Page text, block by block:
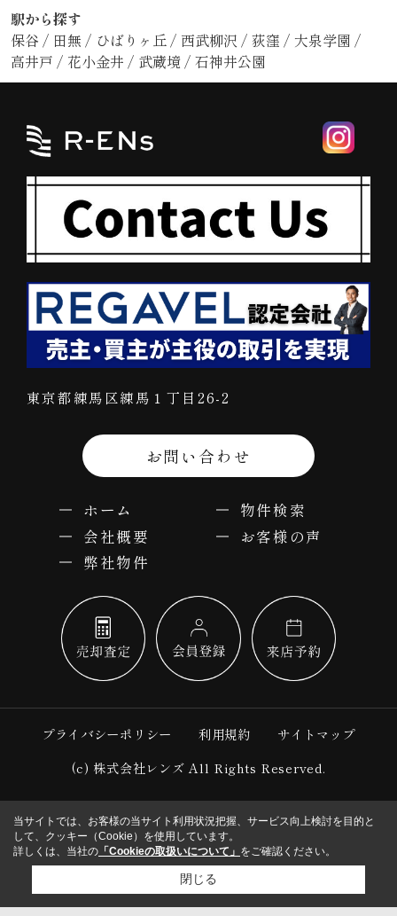
駅から探す
保谷 / 田無 / ひばりヶ丘 / 西武柳沢 / 荻窪 / 大泉学園 /
高井戸 / 花小金井 / 武蔵境 / 石神井公園
東京都練馬区練馬１丁目26-2
お問い合わせ
ホーム
物件検索
会社概要
お客様の声
弊社物件
プライバシーポリシー 利用規約
サイトマップ
(c) 株式会社レンズ All Rights Reserved.
当サイトでは、お客様の当サイト利用状況把握、サービス向上検討を目的と
して、クッキー（Cookie）を使用しています。
詳しくは、当社の 「Cookieの取扱いについて」 をご確認ください。
閉じる